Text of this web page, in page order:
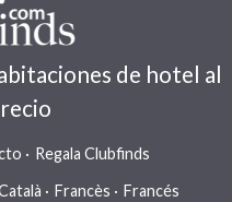
de hotel al
Regala Clubfinds
Francès Francés